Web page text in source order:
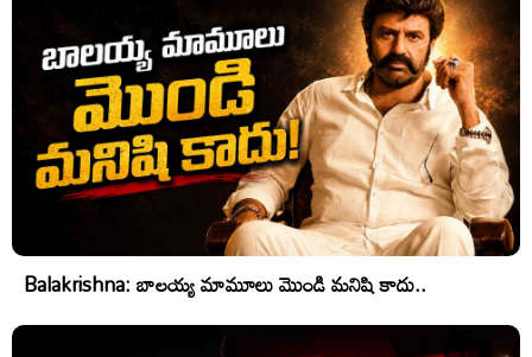
Balakrishna: బాలయ్య మామూలు మొండి మనిషి కాదు..